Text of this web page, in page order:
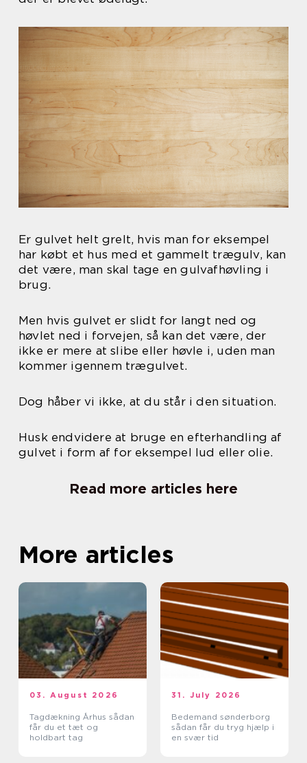
Er gulvet helt grelt, hvis man for eksempel
har købt et hus med et gammelt trægulv, kan
det være, man skal tage en gulvafhøvling i
brug.
Men hvis gulvet er slidt for langt ned og
høvlet ned i forvejen, så kan det være, der
ikke er mere at slibe eller høvle i, uden man
kommer igennem trægulvet.
Dog håber vi ikke, at du står i den situation.
Husk endvidere at bruge en efterhandling af
gulvet i form af for eksempel lud eller olie.
Read more articles here
More articles
03. August 2026
Tagdækning Århus sådan
får du et tæt og
holdbart tag
31. July 2026
Bedemand sønderborg
sådan får du tryg hjælp i
en svær tid